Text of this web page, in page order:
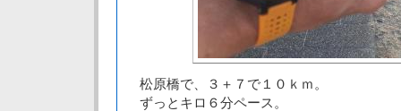
松原橋で、３＋７で１０ｋｍ。
ずっとキロ６分ペース。